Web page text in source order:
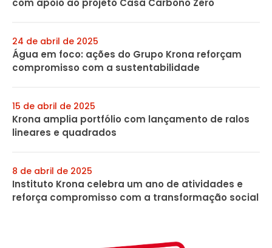
com apoio ao projeto Casa Carbono Zero
24 de abril de 2025
Água em foco: ações do Grupo Krona reforçam
compromisso com a sustentabilidade
15 de abril de 2025
Krona amplia portfólio com lançamento de ralos
lineares e quadrados
8 de abril de 2025
Instituto Krona celebra um ano de atividades e
reforça compromisso com a transformação social